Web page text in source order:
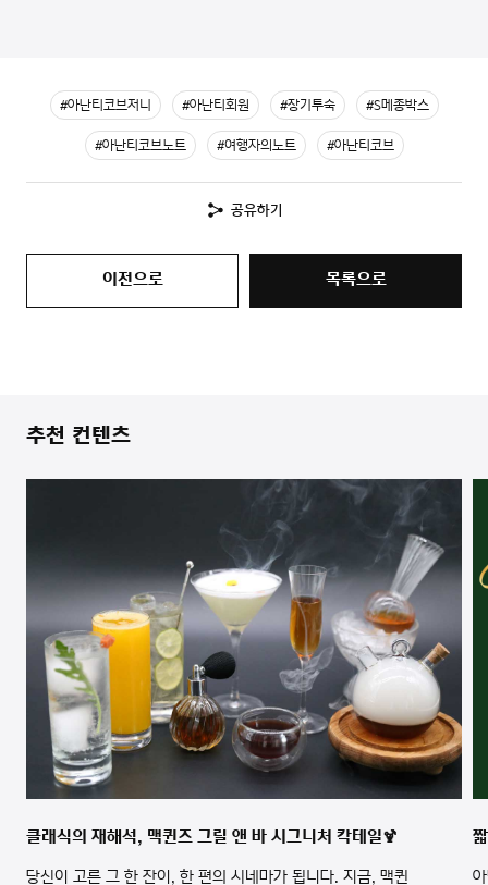
#아난티코브저니 #아난티회원 #장기투숙 #S메종박스
#아난티코브노트 #여행자의노트 #아난티코브
공유하기
이전으로 목록으로
추천 컨텐츠
클래식의 재해석, 맥퀸즈 그릴 앤 바 시그니처 칵테일🍹
당신이 고른 그 한 잔이, 한 편의 시네마가 됩니다. 지금, 맥퀸